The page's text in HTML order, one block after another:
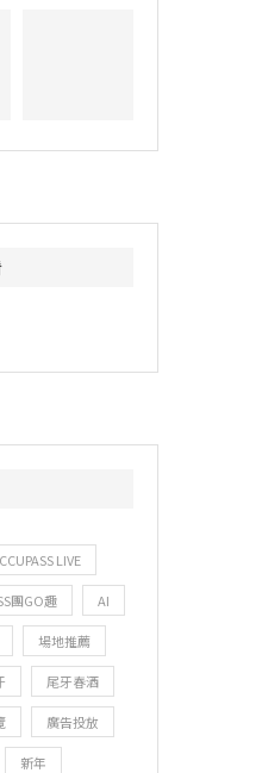
LIVE
團GO趣 AI
場地推薦
尾牙春酒
廣告投放
新年